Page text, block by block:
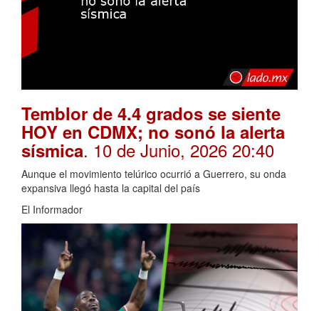
Temblor de 4.4 grados se siente
HOY en CDMX; no sonó la alerta
sísmica. 10 de Junio, 2026 20:40
Aunque el movimiento telúrico ocurrió a Guerrero, su onda
expansiva llegó hasta la capital del país
El Informador